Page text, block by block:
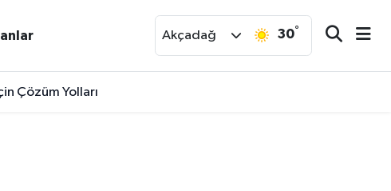
Akçadağ 30°
Çözüm Yolları